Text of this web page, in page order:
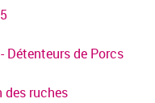
Détenteurs de Porcs
des ruches